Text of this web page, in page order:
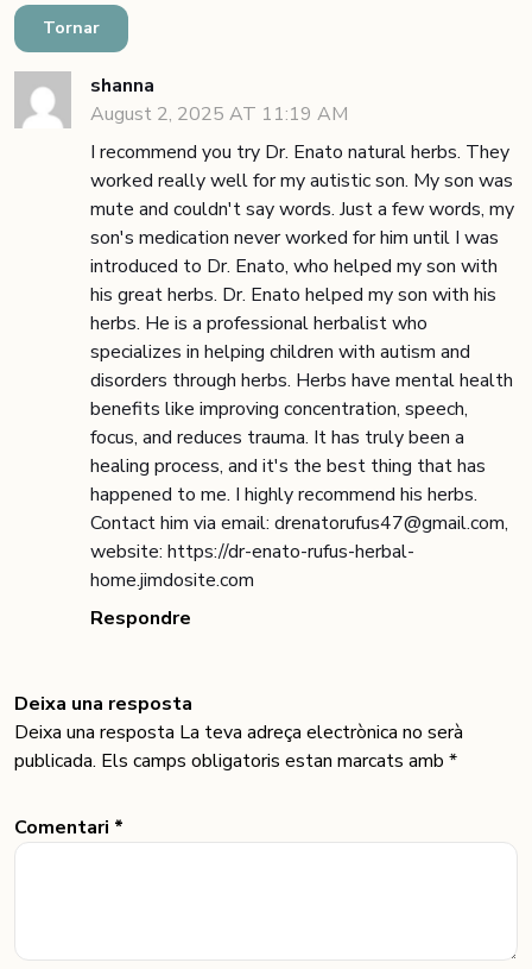
Tornar
shanna
August 2, 2025 AT 11:19 AM
I recommend you try Dr. Enato natural herbs. They
worked really well for my autistic son. My son was
mute and couldn't say words. Just a few words, my
son's medication never worked for him until I was
introduced to Dr. Enato, who helped my son with
his great herbs. Dr. Enato helped my son with his
herbs. He is a professional herbalist who
specializes in helping children with autism and
disorders through herbs. Herbs have mental health
benefits like improving concentration, speech,
focus, and reduces trauma. It has truly been a
healing process, and it's the best thing that has
happened to me. I highly recommend his herbs.
Contact him via email: drenatorufus47@gmail.com,
website: https://dr-enato-rufus-herbal-
home.jimdosite.com
Respondre
Deixa una resposta
Deixa una resposta La teva adreça electrònica no serà
publicada. Els camps obligatoris estan marcats amb *
Comentari *